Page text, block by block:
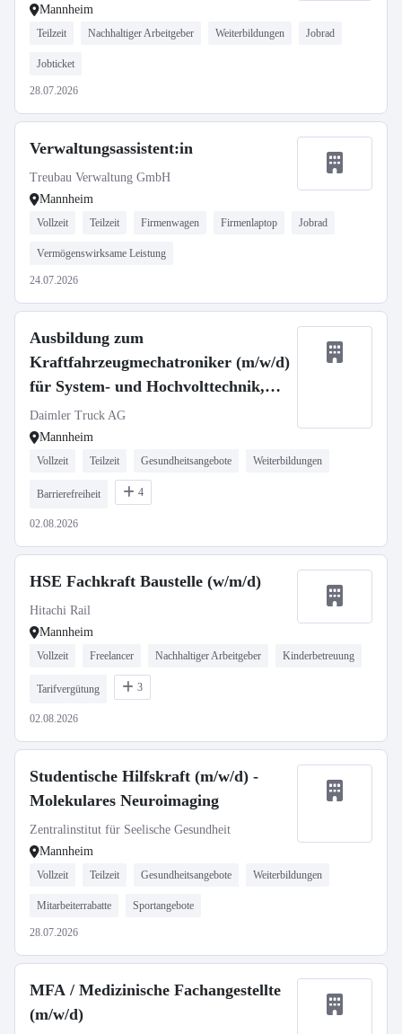
Mannheim
Teilzeit Nachhaltiger Arbeitgeber Weiterbildungen Jobrad
Jobticket
28.07.2026
Verwaltungsassistent:in
Treubau Verwaltung GmbH
Mannheim
Vollzeit Teilzeit Firmenwagen Firmenlaptop Jobrad
Vermögenswirksame Leistung
24.07.2026
Ausbildung zum
Kraftfahrzeugmechatroniker (m/w/d)
für System- und Hochvolttechnik,
Daimler Truck AG
Daimler Truck AG
Mannheim
Vollzeit Teilzeit Gesundheitsangebote Weiterbildungen
Barrierefreiheit 4
02.08.2026
HSE Fachkraft Baustelle (w/m/d)
Hitachi Rail
Mannheim
Vollzeit Freelancer Nachhaltiger Arbeitgeber Kinderbetreuung
Tarifvergütung 3
02.08.2026
Studentische Hilfskraft (m/w/d) -
Molekulares Neuroimaging
Zentralinstitut für Seelische Gesundheit
Mannheim
Vollzeit Teilzeit Gesundheitsangebote Weiterbildungen
Mitarbeiterrabatte Sportangebote
28.07.2026
MFA / Medizinische Fachangestellte
(m/w/d)